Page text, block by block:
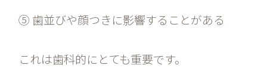
⑤ 歯並びや顔つきに影響することがある
これは歯科的にとても重要です。